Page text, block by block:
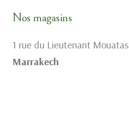
Nos magasins
1 rue du Lieutenant
Marrakech